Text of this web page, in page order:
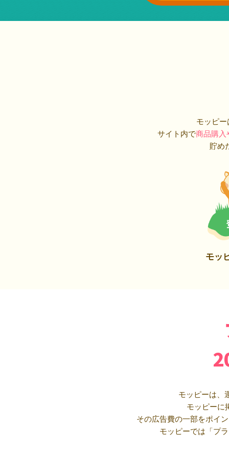
モッピ
サイト内で商品購入
貯め
モッ
モッピーは、
モッピーに
その広告費の一部をポイ
モッピーでは「プ